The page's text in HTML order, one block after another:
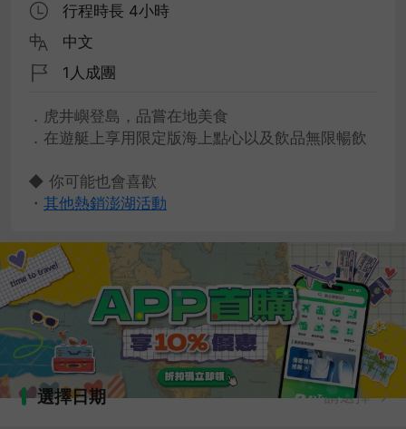
行程時長 4小時
中文
1人成團
．虎井嶼登島，品嘗在地美食
．在遊艇上享用限定版海上點心以及飲品無限暢飲
◆ 你可能也會喜歡
・其他熱銷澎湖活動
選擇日期 請選擇